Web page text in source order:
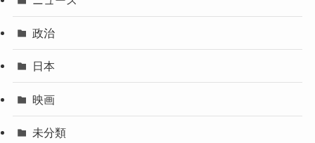
政治
日本
映画
未分類